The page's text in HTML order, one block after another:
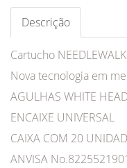
Descrição
Cartucho
Nova tecnologia em
AGULHAS WHITE
ENCAIXE UNIVERSAL
CAIXA COM 20
ANVISA